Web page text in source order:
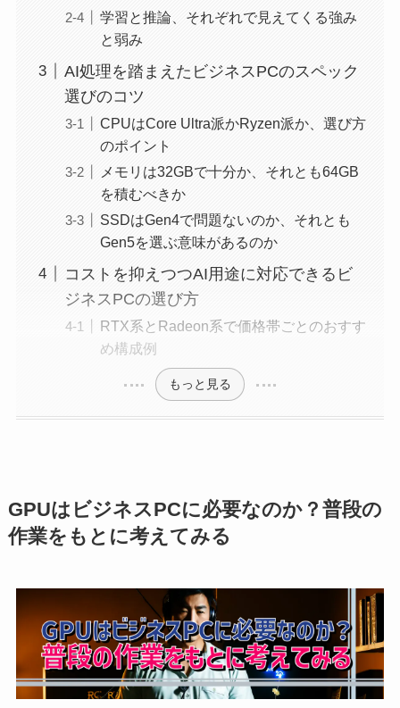
学習と推論、それぞれで見えてくる強み
と弱み
AI処理を踏まえたビジネスPCのスペック
選びのコツ
CPUはCore Ultra派かRyzen派か、選び方
のポイント
メモリは32GBで十分か、それとも64GB
を積むべきか
SSDはGen4で問題ないのか、それとも
Gen5を選ぶ意味があるのか
コストを抑えつつAI用途に対応できるビ
ジネスPCの選び方
RTX系とRadeon系で価格帯ごとのおすす
め構成例
もっと見る
GPUはビジネスPCに必要なのか？普段の
作業をもとに考えてみる